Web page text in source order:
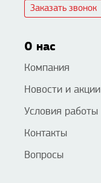
Заказать звонок
О нас
Компания
Новости и акции
Условия работы
Контакты
Вопросы